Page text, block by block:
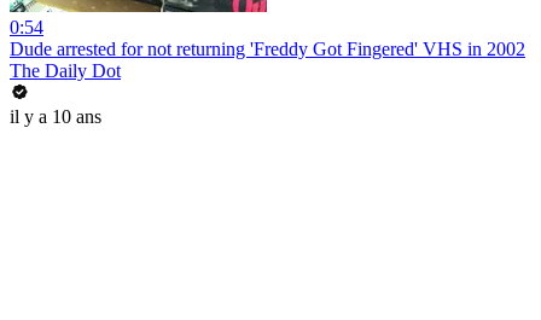
0:54
Dude arrested for not returning 'Freddy Got Fingered' VHS in 2002
The Daily Dot
il y a 10 ans